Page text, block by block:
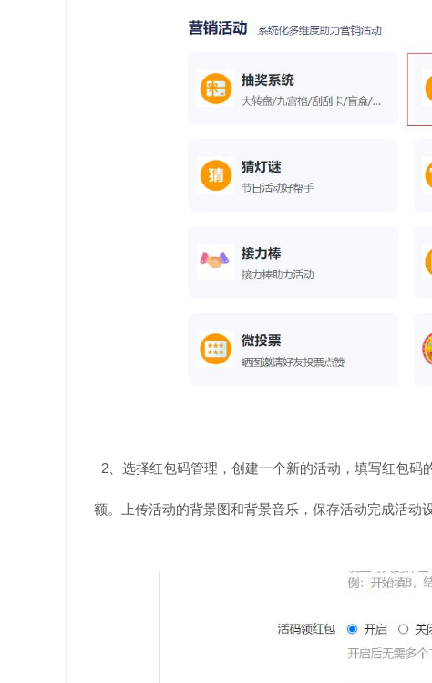
2、选择红包码管理，创建一个新的活动，填写红包
额。上传活动的背景图和背景音乐，保存活动完成活动设